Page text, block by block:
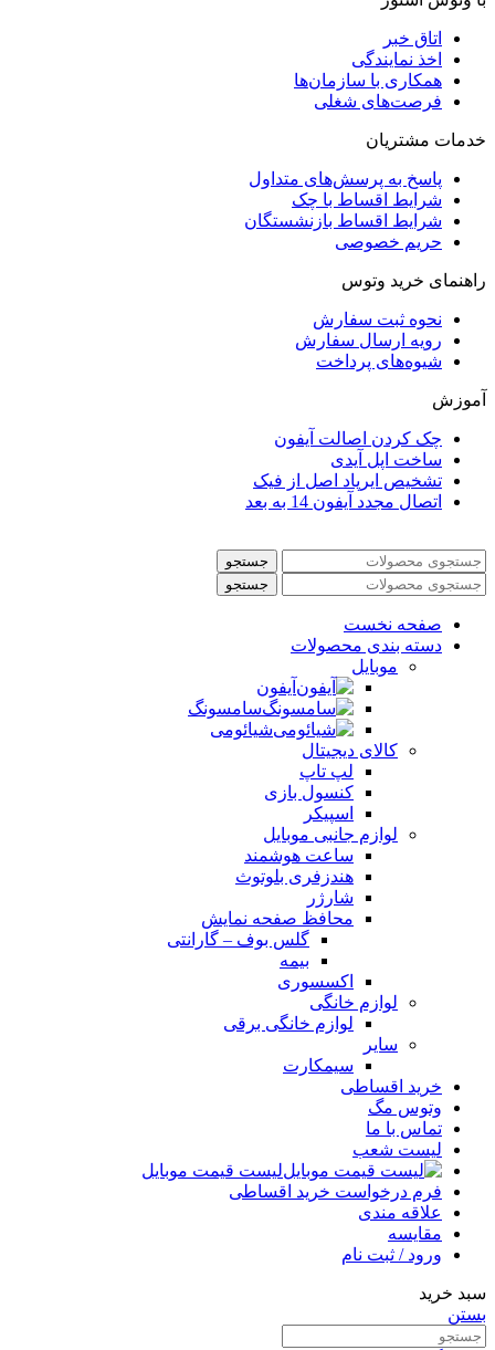
اتاق خبر
اخذ نمایندگی
همکاری با سازمان‌ها
فرصت‌های شغلی
خدمات مشتریان
پاسخ به پرسش‌های متداول
شرایط اقساط با چک
شرایط اقساط بازنشستگان
حریم خصوصی
راهنمای خرید وتوس
نحوه ثبت سفارش
رویه ارسال سفارش
شیوه‌های پرداخت
آموزش
چک کردن اصالت آیفون
ساخت اپل آیدی
تشخیص ایرپاد اصل از فیک
اتصال مجدد آیفون 14 به بعد
جستجو
جستجو
صفحه نخست
دسته بندی محصولات
موبایل
آیفون
سامسونگ
شیائومی
کالای دیجیتال
لپ تاپ
کنسول بازی
اسپیکر
لوازم جانبی موبایل
ساعت هوشمند
هندزفری بلوتوث
شارژر
محافظ صفحه نمایش
گلس بوف – گارانتی
بیمه
اکسسوری
لوازم خانگی
لوازم خانگی برقی
سایر
سیمکارت
خرید اقساطی
وتوس مگ
تماس با ما
لیست شعب
لیست قیمت موبایل
فرم درخواست خرید اقساطی
علاقه مندی
مقایسه
ورود / ثبت نام
سبد خرید
بستن